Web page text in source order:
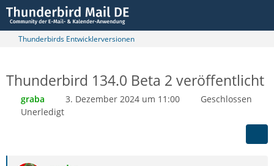
Thunderbirds Entwicklerversionen
Thunderbird 134.0 Beta 2 veröffentlicht
graba 3. Dezember 2024 um 11:00
Geschlossen
Unerledigt